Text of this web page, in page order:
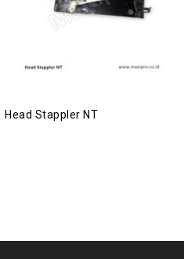
Head Stappler NT